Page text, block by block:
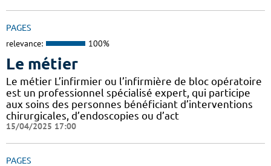
PAGES
relevance: 100%
Le métier
Le métier L’infirmier ou l’infirmière de bloc opératoire
est un professionnel spécialisé expert, qui participe
aux soins des personnes bénéficiant d’interventions
chirurgicales, d’endoscopies ou d’act
15/04/2025 17:00
PAGES